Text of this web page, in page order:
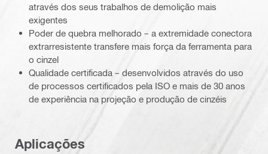
através dos seus trabalhos de demolição mais
exigentes
Poder de quebra melhorado – a extremidade conectora
extrarresistente transfere mais força da ferramenta para
o cinzel
Qualidade certificada – desenvolvidos através do uso
de processos certificados pela ISO e mais de 30 anos
de experiência na projeção e produção de cinzéis
Aplicações